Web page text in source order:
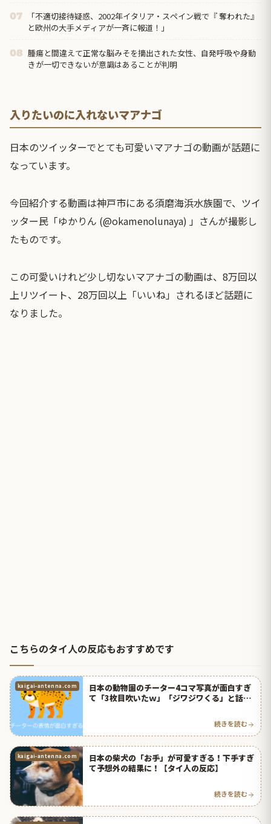
07
「不適切接待疑惑、2002年イタリア・スペイン戦で『 奪われた』
と欧州の大手メディアが一斉に報道！」
08 腫瘍と間違えて正常な脳みそを摘出された女性、自発呼吸や身動
きが一切できないが意識はあることが判明
入りたいのに入れないマアナゴ
日本のツイッターでとても可愛いマアナゴの動画が話題に
なっています。
今回紹介する動画は神戸市にある須磨海浜水族園で、ツイ
ッター民「ゆかりん (@okamenolunaya) 」さんが撮影し
たものです。
この可愛いけれど少し切ないマアナゴの動画は、8万回以
上リツイート、28万回以上「いいね」されるほど話題に
なりました。
こちらのタイ人の反応もおすすめです
kaigai-antenna.com
日本の動物園のチーター4コマ写真が面白すぎ
て「3枚目吹いたｗ」「ジワジワくる」と話題
続きを読む
kaigai-antenna.com
日本の柴犬の「お手」が可愛すぎる！下手すぎ
て予想外の結果に！【タイ人の反応】
続きを読む